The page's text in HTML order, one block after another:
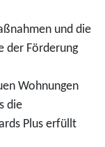
und die
der Förderung
Wohnungen
die
Plus erfüllt